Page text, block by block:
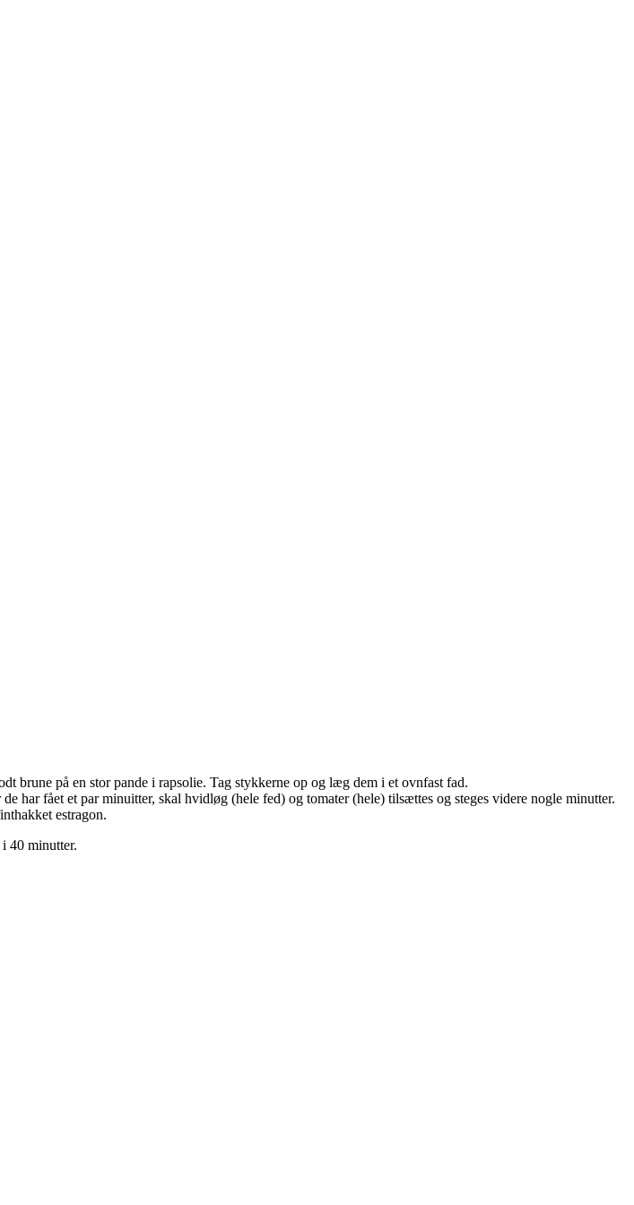
brune på en stor pande i rapsolie. Tag stykkerne op og læg dem i et ovnfast fad.
har fået et par minuitter, skal hvidløg (hele fed) og tomater (hele) tilsættes og steges videre nogle minutter.
estragon.
40 minutter.